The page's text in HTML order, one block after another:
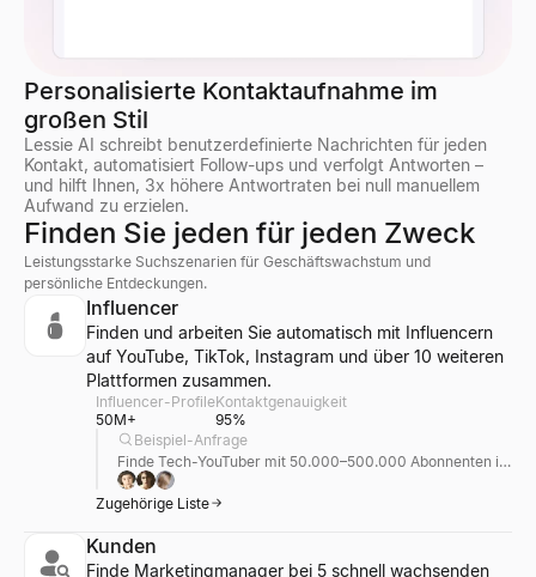
Personalisierte Kontaktaufnahme im
großen Stil
Lessie AI schreibt benutzerdefinierte Nachrichten für jeden
Kontakt, automatisiert Follow-ups und verfolgt Antworten –
und hilft Ihnen, 3x höhere Antwortraten bei null manuellem
Aufwand zu erzielen.
Finden Sie jeden für jeden Zweck
Leistungsstarke Suchszenarien für Geschäftswachstum und
persönliche Entdeckungen.
Influencer
Finden und arbeiten Sie automatisch mit Influencern
auf YouTube, TikTok, Instagram und über 10 weiteren
Plattformen zusammen.
Influencer-Profile
50M+
Kontaktgenauigkeit
95%
Beispiel-Anfrage
Finde Tech-YouTuber mit 50.000–500.000 Abonnenten im Bereich Produktivität.
Zugehörige Liste
Kunden
Finde Marketingmanager bei 5 schnell wachsenden